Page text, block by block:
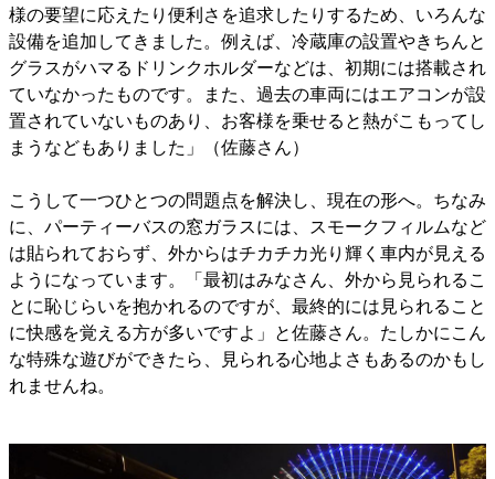
様の要望に応えたり便利さを追求したりするため、いろんな
設備を追加してきました。例えば、冷蔵庫の設置やきちんと
グラスがハマるドリンクホルダーなどは、初期には搭載され
ていなかったものです。また、過去の車両にはエアコンが設
置されていないものあり、お客様を乗せると熱がこもってし
まうなどもありました」（佐藤さん）
こうして一つひとつの問題点を解決し、現在の形へ。ちなみ
に、パーティーバスの窓ガラスには、スモークフィルムなど
は貼られておらず、外からはチカチカ光り輝く車内が見える
ようになっています。「最初はみなさん、外から見られるこ
とに恥じらいを抱かれるのですが、最終的には見られること
に快感を覚える方が多いですよ」と佐藤さん。たしかにこん
な特殊な遊びができたら、見られる心地よさもあるのかもし
れませんね。